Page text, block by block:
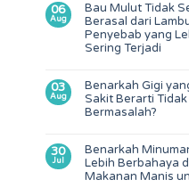
06
Aug
Bau Mulut Tidak
Berasal dari
Penyebab yang
Sering Terjadi
03
Aug
Benarkah Gigi
Sakit Berarti Tidak
Bermasalah?
30
Jul
Benarkah
Lebih Berbahaya
Makanan Manis